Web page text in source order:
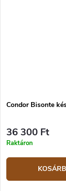
Condor Bisonte
36 300 Ft
Raktáron